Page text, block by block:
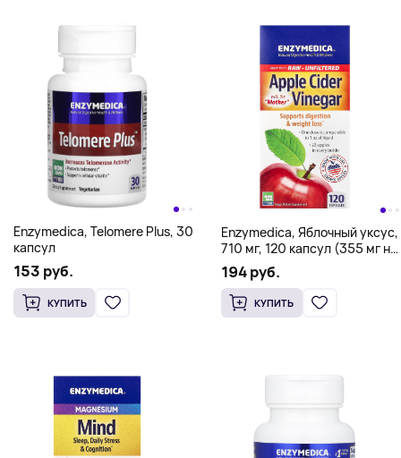
Enzymedica, Telomere Plus, 30
капсул
153 руб.
КУПИТЬ
Enzymedica, Яблочный уксус,
710 мг, 120 капсул (355 мг на
капсулу)
194 руб.
КУПИТЬ